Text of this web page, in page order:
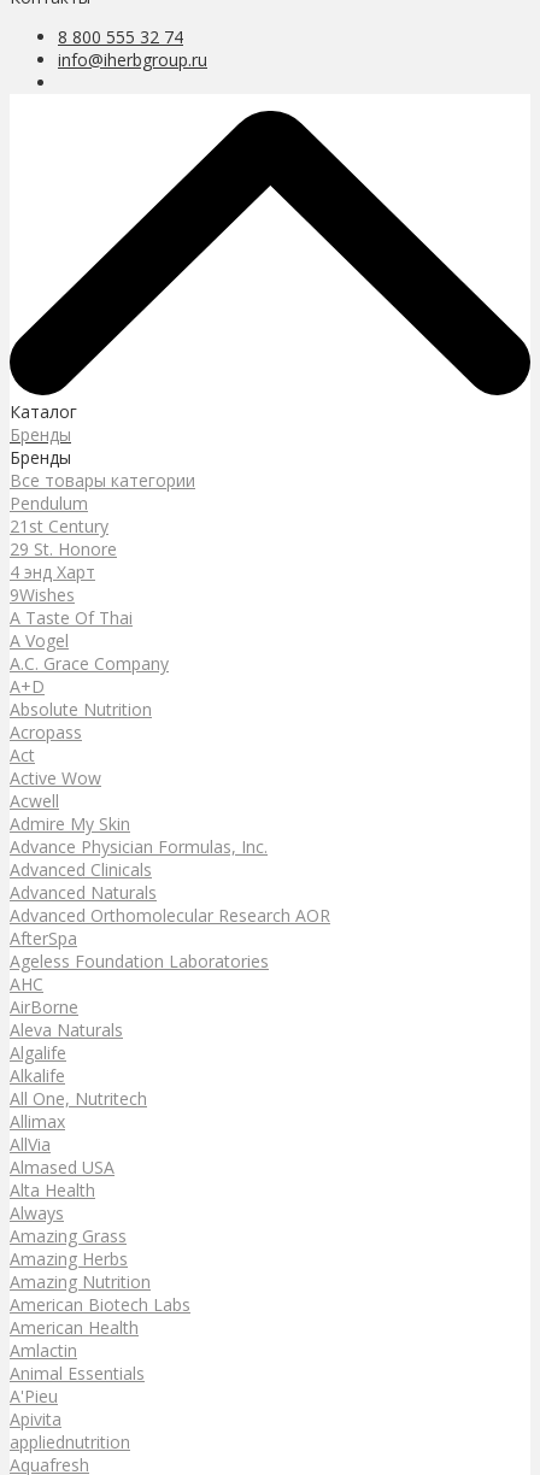
8 800 555 32 74
info@iherbgroup.ru
Каталог
Бренды
Бренды
Все товары категории
Pendulum
21st Century
29 St. Honore
4 энд Харт
9Wishes
A Taste Of Thai
A Vogel
A.C. Grace Company
A+D
Absolute Nutrition
Acropass
Act
Active Wow
Acwell
Admire My Skin
Advance Physician Formulas, Inc.
Advanced Clinicals
Advanced Naturals
Advanced Orthomolecular Research AOR
AfterSpa
Ageless Foundation Laboratories
AHC
AirBorne
Aleva Naturals
Algalife
Alkalife
All One, Nutritech
Allimax
AllVia
Almased USA
Alta Health
Always
Amazing Grass
Amazing Herbs
Amazing Nutrition
American Biotech Labs
American Health
Amlactin
Animal Essentials
A'Pieu
Apivita
appliednutrition
Aquafresh